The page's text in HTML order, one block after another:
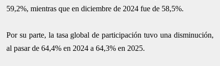
59,2%, mientras que en diciembre de 2024 fue de 58,5%.
Por su parte, la tasa global de participación tuvo una disminución,
al pasar de 64,4% en 2024 a 64,3% en 2025.